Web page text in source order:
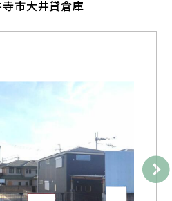
市大井貸倉庫